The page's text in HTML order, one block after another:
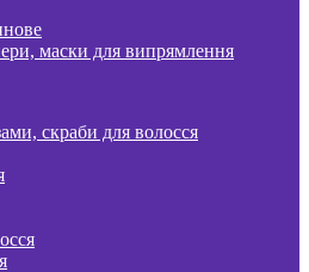
маски для випрямлення
скраби для волосся